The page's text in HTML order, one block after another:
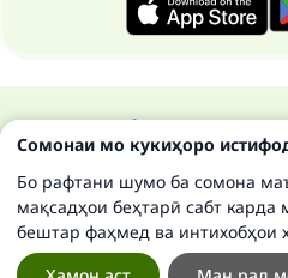
Ҳамаи ҳуқуқ ба сомонаи Ислом
2025
Сомонаи мо кукиҳоро
Бо рафтани шумо ба сомона
мақсадҳои беҳтарӣ сабт
бештар фаҳмед ва интихобҳои